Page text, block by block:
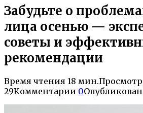
Забудьте о
лица осенью —
советы и
рекомендации
Время чтения 18 мин.
29Комментарии 0